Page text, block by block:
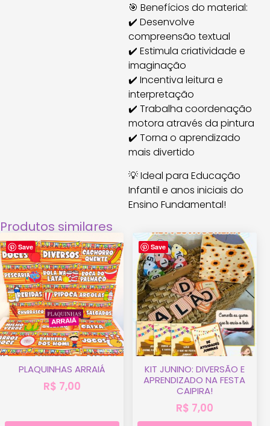
🎯 Benefícios do material:
✔️ Desenvolve
compreensão textual
✔️ Estimula criatividade e
imaginação
✔️ Incentiva leitura e
interpretação
✔️ Trabalha coordenação
motora através da pintura
✔️ Torna o aprendizado
mais divertido
💡 Ideal para Educação
Infantil e anos iniciais do
Ensino Fundamental!
Produtos similares
Save
PLAQUINHAS ARRAIÁ
R$ 7,00
Save
KIT JUNINO: DIVERSÃO E
APRENDIZADO NA FESTA
CAIPIRA!
R$ 7,00